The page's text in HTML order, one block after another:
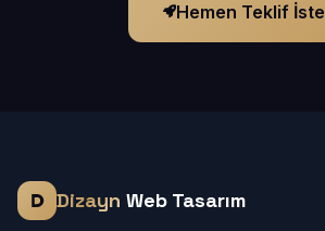
Hemen Teklif İste
Dizayn Web Tasarım